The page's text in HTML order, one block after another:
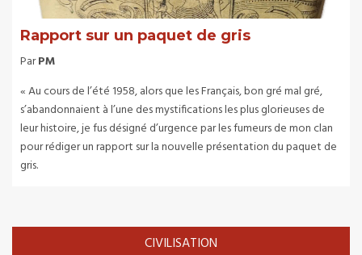
Rapport sur un paquet de gris
ParPM
« Au cours de l’été 1958, alors que les Français, bon gré mal gré,
s’abandonnaient à l’une des mystifications les plus glorieuses de
leur histoire, je fus désigné d’urgence par les fumeurs de mon clan
pour rédiger un rapport sur la nouvelle présentation du paquet de
gris.
CIVILISATION